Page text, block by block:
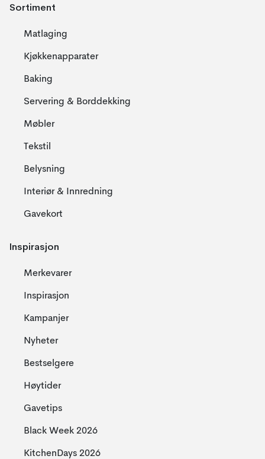
Sortiment
Matlaging
Kjøkkenapparater
Baking
Servering & Borddekking
Møbler
Tekstil
Belysning
Interiør & Innredning
Gavekort
Inspirasjon
Merkevarer
Inspirasjon
Kampanjer
Nyheter
Bestselgere
Høytider
Gavetips
Black Week 2026
KitchenDays 2026